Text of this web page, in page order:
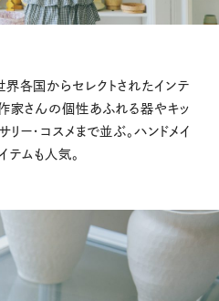
各国からセレクトされたインテ
家さんの個性あふれる器やキッ
リー・コスメまで並ぶ。ハンドメイ
テムも人気。